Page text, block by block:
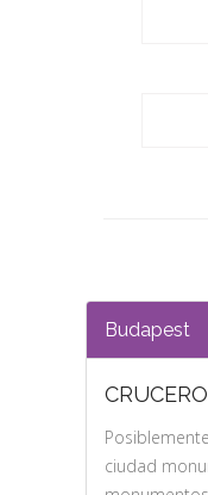
Budapest
ciudad